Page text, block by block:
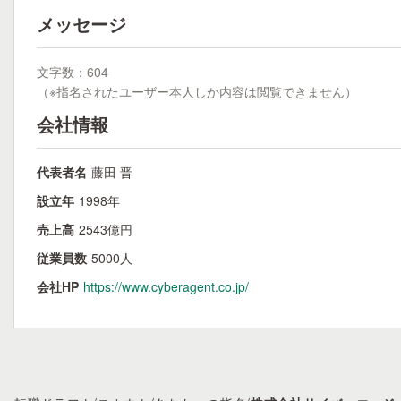
メッセージ
文字数：604
（※指名されたユーザー本人しか内容は閲覧できません）
会社情報
代表者名 藤田 晋
設立年 1998年
売上高 2543億円
従業員数 5000人
会社HP https://www.cyberagent.co.jp/